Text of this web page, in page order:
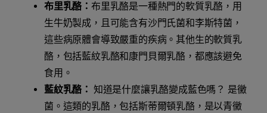
布里乳酪： 布里乳酪是一種熱門的軟質乳酪，用
生牛奶製成，且可能含有沙門氏菌和李斯特菌，
這些病原體會導致嚴重的疾病。其他生的軟質乳
酪，包括藍紋乳酪和康門貝爾乳酪，都應該避免
食用。
藍紋乳酪： 知道是什麼讓乳酪變成藍色嗎？ 是黴
菌。這類的乳酪，包括斯蒂爾頓乳酪，是以青黴